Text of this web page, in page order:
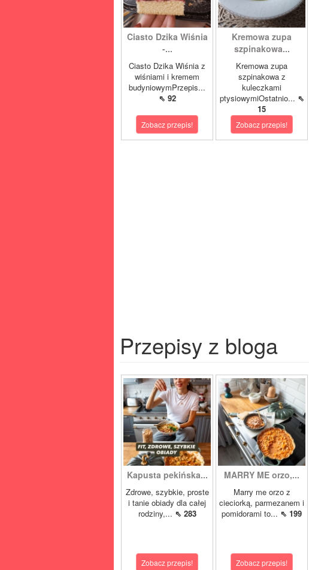
Ciasto Dzika Wiśnia
-...
Ciasto Dzika Wiśnia z
wiśniami i kremem
budyniowymPrzepis...
⇖ 92
Zobacz przepis!
Kremowa zupa
szpinakowa...
Kremowa zupa
szpinakowa z
kuleczkami
ptysiowymiOstatnio... ⇖
15
Zobacz przepis!
Przepisy z bloga
Kapusta pekińska...
Zdrowe, szybkie, proste
i tanie obiady dla całej
rodziny,... ⇖ 283
Zobacz przepis!
MARRY ME orzo,...
Marry me orzo z
cieciorką, parmezanem i
pomidorami to... ⇖ 199
Zobacz przepis!